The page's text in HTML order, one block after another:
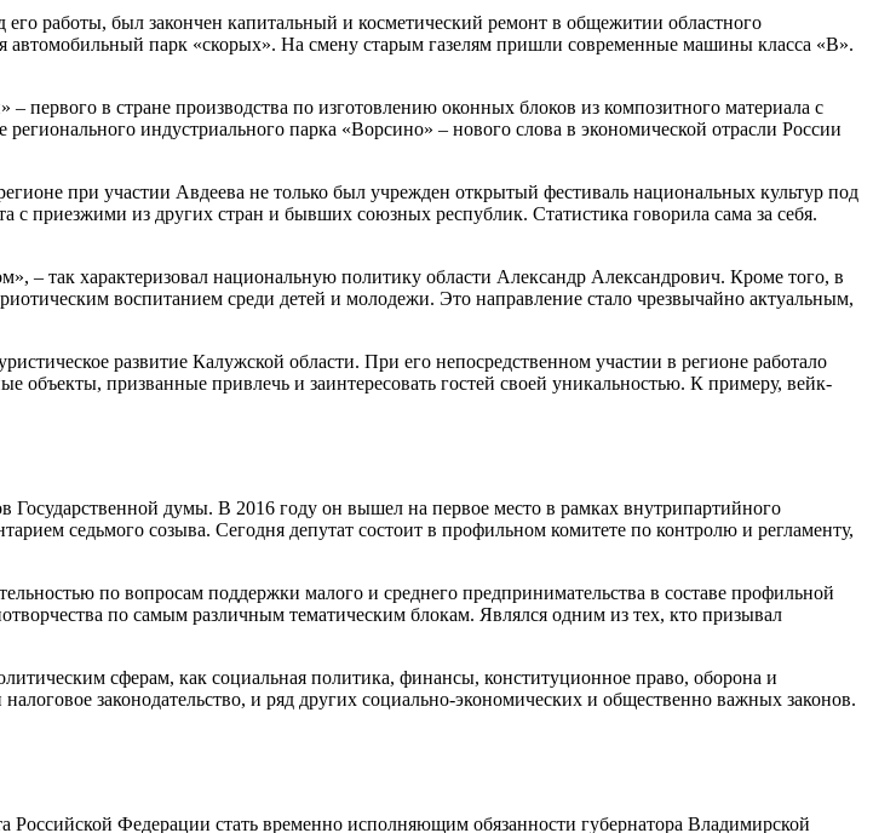
работы, был закончен капитальный и косметический ремонт в общежитии областного
парк «скорых». На смену старым газелям пришли современные машины класса «В».
первого в стране производства по изготовлению оконных блоков из композитного материала с
индустриального парка «Ворсино» – нового слова в экономической отрасли России
при участии Авдеева не только был учрежден открытый фестиваль национальных культур под
приезжими из других стран и бывших союзных республик. Статистика говорила сама за себя.
– так характеризовал национальную политику области Александр Александрович. Кроме того, в
воспитанием среди детей и молодежи. Это направление стало чрезвычайно актуальным,
развитие Калужской области. При его непосредственном участии в регионе работало
призванные привлечь и заинтересовать гостей своей уникальностью. К примеру, вейк-
думы. В 2016 году он вышел на первое место в рамках внутрипартийного
седьмого созыва. Сегодня депутат состоит в профильном комитете по контролю и регламенту,
по вопросам поддержки малого и среднего предпринимательства в составе профильной
по самым различным тематическим блокам. Являлся одним из тех, кто призывал
сферам, как социальная политика, финансы, конституционное право, оборона и
законодательство, и ряд других социально-экономических и общественно важных законов.
Федерации стать временно исполняющим обязанности губернатора Владимирской